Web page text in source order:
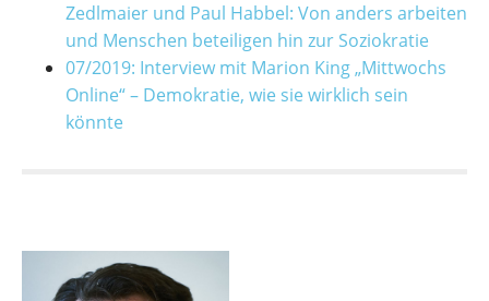
Zedlmaier und Paul Habbel: Von anders arbeiten
und Menschen beteiligen hin zur Soziokratie
07/2019: Interview mit Marion King „Mittwochs
Online“ – Demokratie, wie sie wirklich sein
könnte